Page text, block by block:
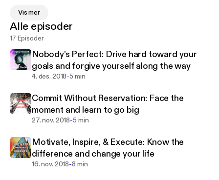
you to bridge the gap between motivation and
execution. The Salazar Method is practical,
replicable, and necessary. Approach it with courage
and humility, and it will teach you to confidently
identify and provide your greatest value, in return
for the opportunity to live the life you envision. I
coming February 2022).
Vis mer
Alle episoder
17 Episoder
Nobody's Perfect: Drive hard toward your
goals and forgive yourself along the way
4. des. 2018-5 min
Commit Without Reservation: Face the
moment and learn to go big
27. nov. 2018-5 min
Motivate, Inspire, & Execute: Know the
difference and change your life
16. nov. 2018-8 min